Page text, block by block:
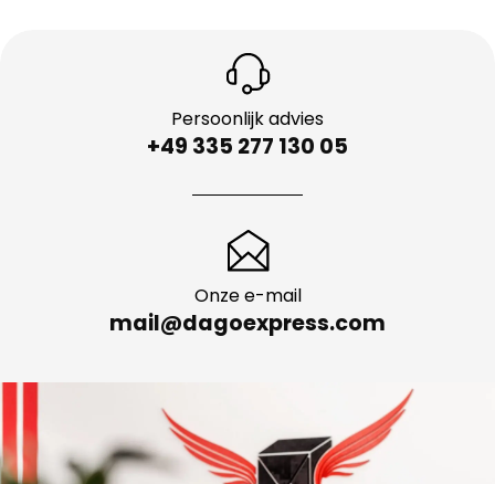
Persoonlijk advies
+49 335 277 130 05
Onze e-mail
mail@dagoexpress.com